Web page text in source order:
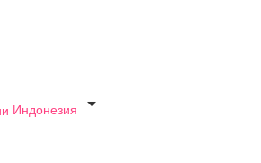
Индонезия
